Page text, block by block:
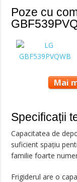
Poze cu
Mai
Specificații
Capacitatea de
suficient spațiu
familie foarte
Frigiderul are o